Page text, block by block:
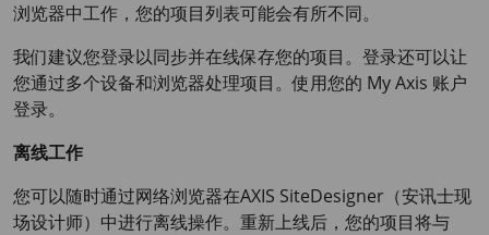
浏览器中工作，您的项目列表可能会有所不同。
我们建议您登录以同步并在线保存您的项目。登录还可以让
您通过多个设备和浏览器处理项目。使用您的 My Axis 账户
登录。
离线工作
您可以随时通过网络浏览器在AXIS SiteDesigner（安讯士现
场设计师）中进行离线操作。重新上线后，您的项目将与